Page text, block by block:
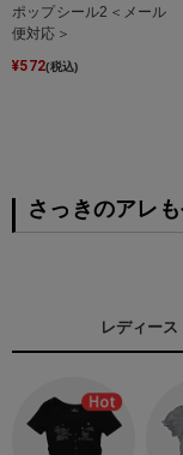
ポップシール2＜メール
便対応＞
¥572(税込)
さっきのアレ
レディース